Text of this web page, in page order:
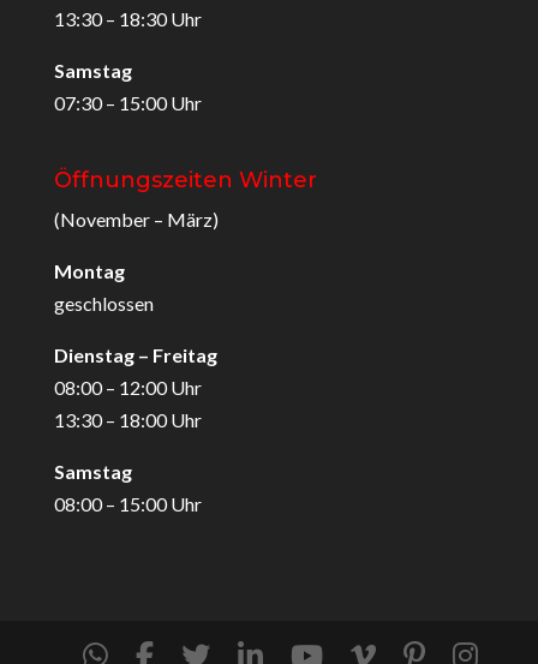
13:30 – 18:30 Uhr
Samstag
07:30 – 15:00 Uhr
Öffnungszeiten Winter
(November – März)
Montag
geschlossen
Dienstag – Freitag
08:00 – 12:00 Uhr
13:30 – 18:00 Uhr
Samstag
08:00 – 15:00 Uhr